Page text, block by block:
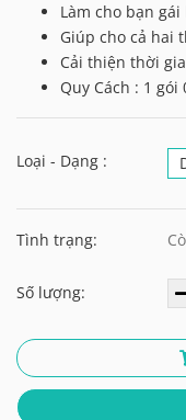
Làm cho bạn
Giúp cho cả hai
Cải thiện thời
Quy Cách : 1 gói
Loại - Dạng :
Tình trạng:
Số lượng: